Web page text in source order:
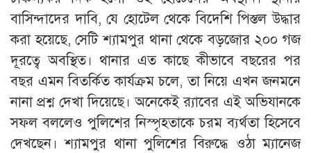
বাসিন্দাদের দাবি, যে হোটেল থেকে বিদেশি পিস্তল উদ্ধার
করা হয়েছে, সেটি শ্যামপুর থানা থেকে বড়জোর ২০০ গজ
দূরত্বে অবস্থিত। থানার এত কাছে কীভাবে বছরের পর
বছর এমন বিতর্কিত কার্যক্রম চলে, তা নিয়ে এখন জনমনে
নানা প্রশ্ন দেখা দিয়েছে। অনেকেই র‍্যাবের এই অভিযানকে
সফল বললেও পুলিশের নিস্পৃহতাকে চরম ব্যর্থতা হিসেবে
দেখছেন। শ্যামপুর থানা পুলিশের বিরুদ্ধে ওঠা ম্যানেজ